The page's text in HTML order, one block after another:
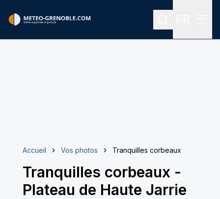
Rechercher
Accueil Vos photos Tranquilles corbeaux
Tranquilles corbeaux -
Plateau de Haute Jarrie